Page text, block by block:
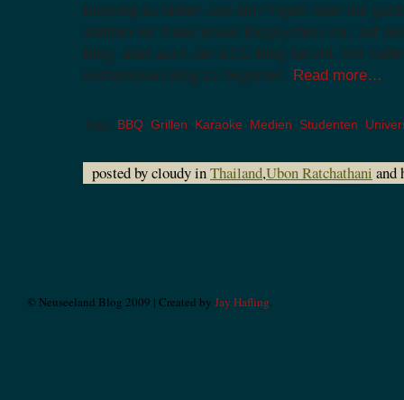
Einstieg zu bieten und ein Projekt über die
stellten wir ihnen unser Blogsystem vor, auf
Blog, aber auch der ECC-Blog beruht. Wir
kostenlosen Blog zu beginnen. Read more…
Tags: BBQ Grillen Karaoke Medien Studenten
posted by cloudy inThailand,Ubon Ratchathani and
© Neuseeland Blog 2009 | Created by Jay Hafling.